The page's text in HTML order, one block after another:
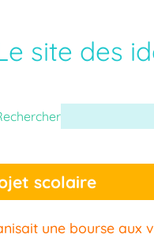
site des
scolaire
une bourse aux